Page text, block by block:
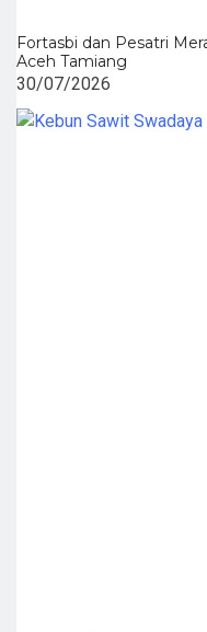
Fortasbi dan Pesatri
Aceh Tamiang
30/07/2026